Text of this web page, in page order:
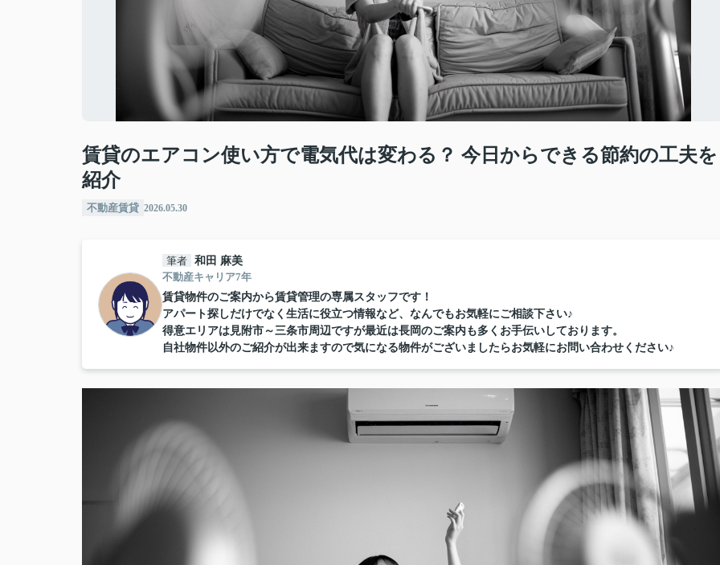
賃貸のエアコン使い方で電気代は変わる？ 今日からできる節約の工夫を
紹介
不動産賃貸 2026.05.30
筆者 和田 麻美
不動産キャリア7年
賃貸物件のご案内から賃貸管理の専属スタッフです！
アパート探しだけでなく生活に役立つ情報など、なんでもお気軽にご相談下さい♪
得意エリアは見附市～三条市周辺ですが最近は長岡のご案内も多くお手伝いしております。
自社物件以外のご紹介が出来ますので気になる物件がございましたらお気軽にお問い合わせください♪